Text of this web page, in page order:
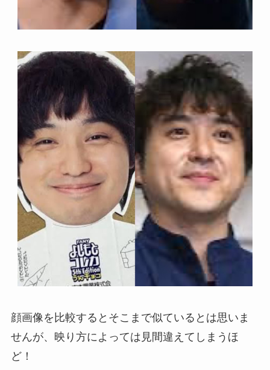
顔画像を比較するとそこまで似ているとは思いま
せんが、映り方によっては見間違えてしまうほ
ど！